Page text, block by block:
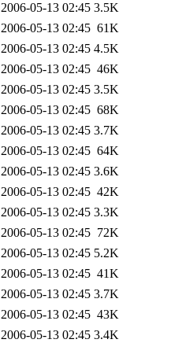
2006-05-13 02:45 3.5K
2006-05-13 02:45 61K
2006-05-13 02:45 4.5K
2006-05-13 02:45 46K
2006-05-13 02:45 3.5K
2006-05-13 02:45 68K
2006-05-13 02:45 3.7K
2006-05-13 02:45 64K
2006-05-13 02:45 3.6K
2006-05-13 02:45 42K
2006-05-13 02:45 3.3K
2006-05-13 02:45 72K
2006-05-13 02:45 5.2K
2006-05-13 02:45 41K
2006-05-13 02:45 3.7K
2006-05-13 02:45 43K
2006-05-13 02:45 3.4K